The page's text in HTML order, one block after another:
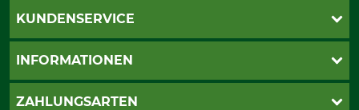
KUNDENSERVICE
Katalogbestellung
INFORMATIONEN
AGB
ZAHLUNGSARTEN